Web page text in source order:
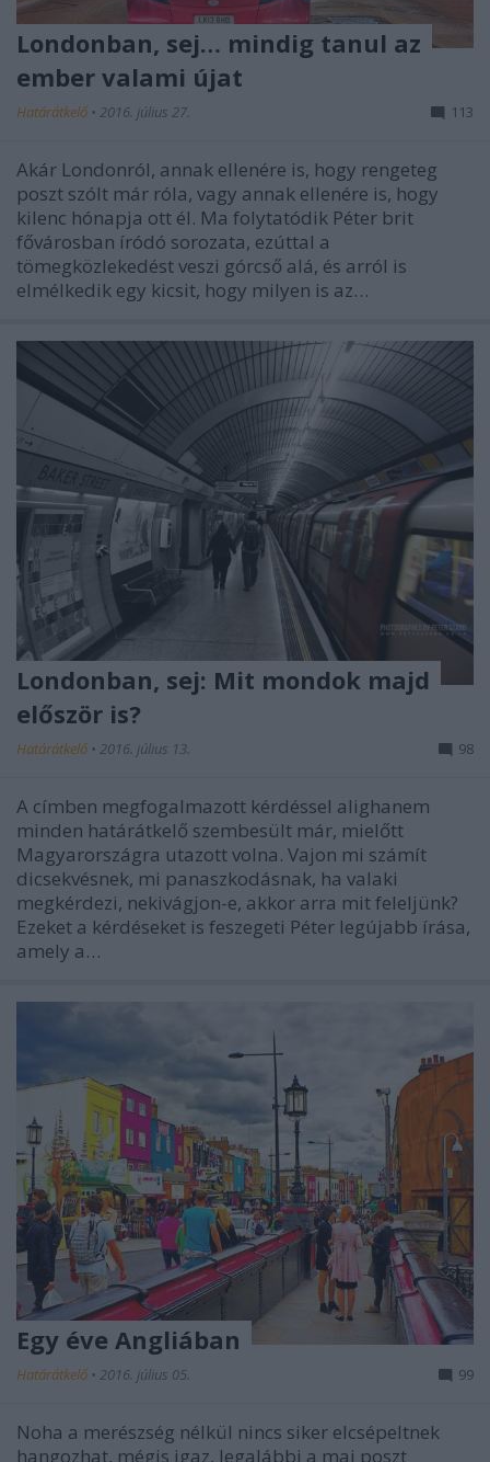
Londonban, sej… mindig tanul az
ember valami újat
Határátkelő • 2016. július 27. 113
Akár Londonról, annak ellenére is, hogy rengeteg
poszt szólt már róla, vagy annak ellenére is, hogy
kilenc hónapja ott él. Ma folytatódik Péter brit
fővárosban íródó sorozata, ezúttal a
tömegközlekedést veszi górcső alá, és arról is
elmélkedik egy kicsit, hogy milyen is az…
Londonban, sej: Mit mondok majd
először is?
Határátkelő • 2016. július 13. 98
A címben megfogalmazott kérdéssel alighanem
minden határátkelő szembesült már, mielőtt
Magyarországra utazott volna. Vajon mi számít
dicsekvésnek, mi panaszkodásnak, ha valaki
megkérdezi, nekivágjon-e, akkor arra mit feleljünk?
Ezeket a kérdéseket is feszegeti Péter legújabb írása,
amely a…
Egy éve Angliában
Határátkelő • 2016. július 05. 99
Noha a merészség nélkül nincs siker elcsépeltnek
hangozhat, mégis igaz, legalábbi a mai poszt